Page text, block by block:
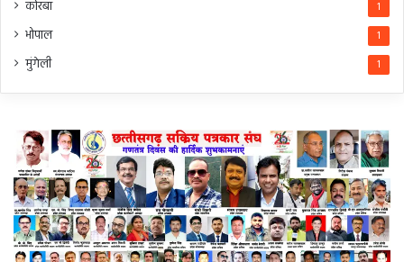
कोरबा 1
भोपाल 1
मुंगेली 1